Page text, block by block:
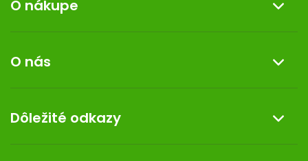
O nákupe
Reklamácia a vrátenie tovaru
Doprava a platba
Darček k nákupu
O nás
Kontakt
Dermocentrum
Dôležité odkazy